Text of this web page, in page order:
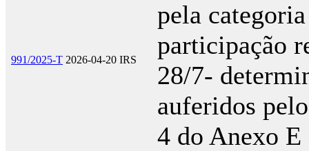
991/2025-T 2026-04-20 IRS
pela
participação
28/7-
auferidos
4 do Anexo